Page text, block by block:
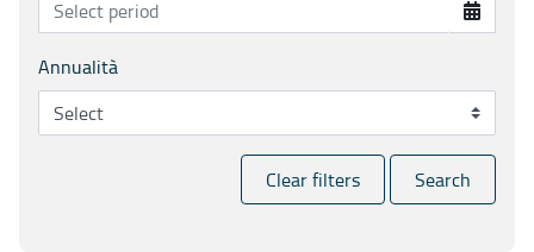
Annualità
Clear filters Search